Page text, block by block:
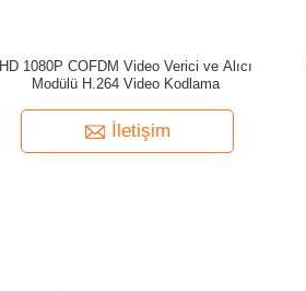
HD 1080P COFDM Video Verici ve Alıcı
Modülü H.264 Video Kodlama
İletişim